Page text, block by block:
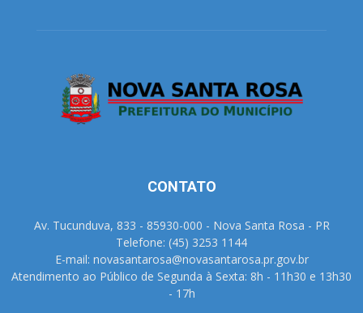
CONTATO
Av. Tucunduva, 833 - 85930-000 - Nova Santa Rosa - PR
Telefone: (45) 3253 1144
E-mail: novasantarosa@novasantarosa.pr.gov.br
Atendimento ao Público de Segunda à Sexta: 8h - 11h30 e 13h30
- 17h